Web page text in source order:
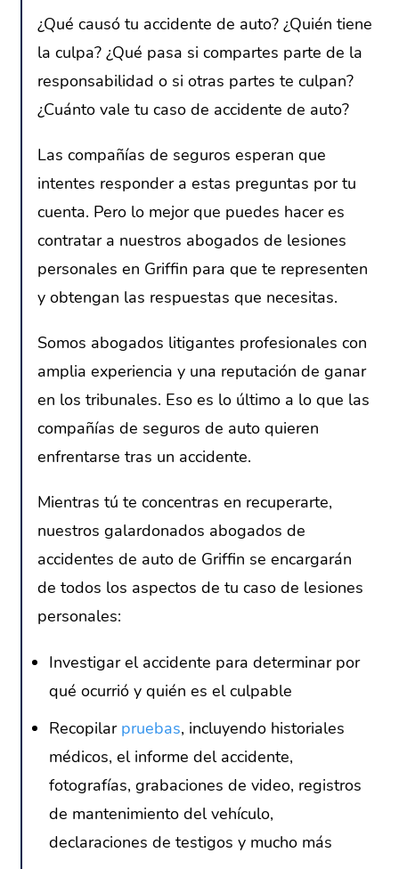
¿Qué causó tu accidente de auto? ¿Quién tiene
la culpa? ¿Qué pasa si compartes parte de la
responsabilidad o si otras partes te culpan?
¿Cuánto vale tu caso de accidente de auto?
Las compañías de seguros esperan que
intentes responder a estas preguntas por tu
cuenta. Pero lo mejor que puedes hacer es
contratar a nuestros abogados de lesiones
personales en Griffin para que te representen
y obtengan las respuestas que necesitas.
Somos abogados litigantes profesionales con
amplia experiencia y una reputación de ganar
en los tribunales. Eso es lo último a lo que las
compañías de seguros de auto quieren
enfrentarse tras un accidente.
Mientras tú te concentras en recuperarte,
nuestros galardonados abogados de
accidentes de auto de Griffin se encargarán
de todos los aspectos de tu caso de lesiones
personales:
Investigar el accidente para determinar por
qué ocurrió y quién es el culpable
Recopilar pruebas, incluyendo historiales
médicos, el informe del accidente,
fotografías, grabaciones de video, registros
de mantenimiento del vehículo,
declaraciones de testigos y mucho más